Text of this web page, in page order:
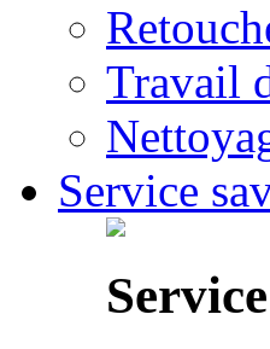
Travail
Service